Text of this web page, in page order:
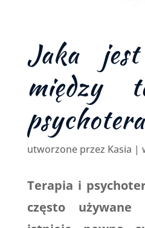
Jaka
między
utworzone przez Kasia |
Terapia i
często używane